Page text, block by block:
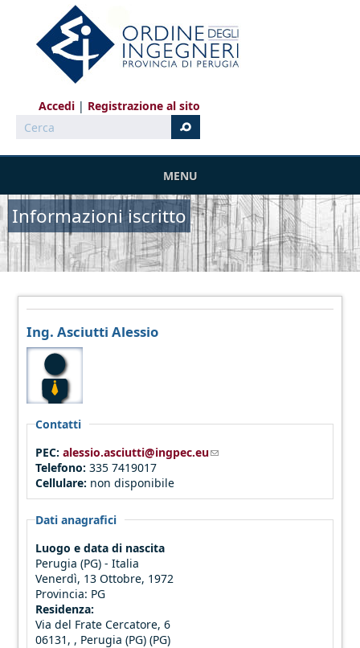
Salta al contenuto principale
Accedi
Registrazione al sito
Cerca
MENU
Informazioni iscritto
Ing. Asciutti Alessio
Contatti
PEC:alessio.asciutti@ingpec.eu(link sends e-mail)
Telefono:335 7419017
Cellulare: non disponibile
Dati anagrafici
Luogo e data di nascita
Perugia (PG) - Italia
Venerdì, 13 Ottobre, 1972
Provincia: PG
Residenza:
Via del Frate Cercatore, 6
06131, , Perugia (PG) (PG)